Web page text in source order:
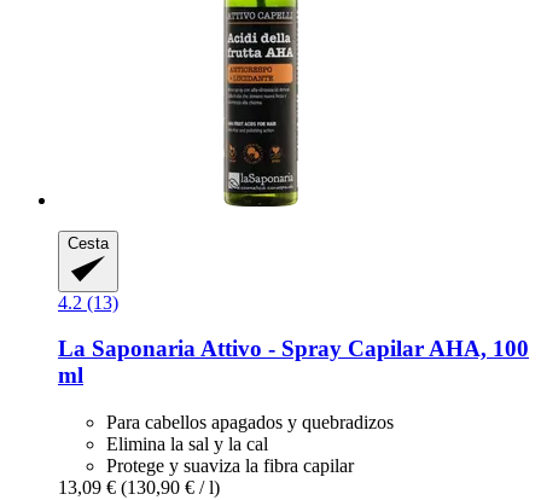
Cesta
4.2 (13)
La SaponariaAttivo -​ Spray Capilar AHA, 100
ml
Para cabellos apagados y quebradizos
Elimina la sal y la cal
Protege y suaviza la fibra capilar
13,09 € (130,90 € / l)